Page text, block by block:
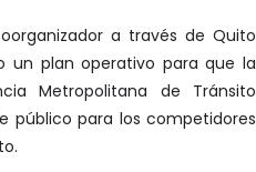
a través de Quito
un plan operativo para que la
Metropolitana de Tránsito
público para los competidores